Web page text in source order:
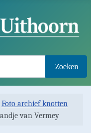
Zoeken
Foto archief knotten
van Vermey